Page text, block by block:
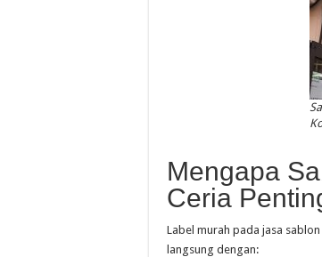
Mengapa
Ceria
Label murah pada jasa
langsung dengan: